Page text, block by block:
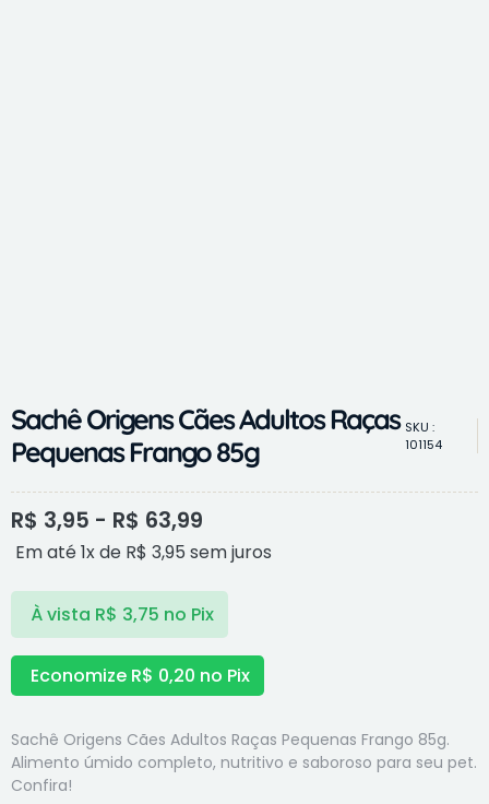
Sachê Origens Cães Adultos Raças
Pequenas Frango 85g
SKU :
101154
R$ 3,95 - R$ 63,99
Em até 1x de R$ 3,95 sem juros
À vista R$ 3,75 no Pix
Economize R$ 0,20 no Pix
Sachê Origens Cães Adultos Raças Pequenas Frango 85g.
Alimento úmido completo, nutritivo e saboroso para seu pet.
Confira!